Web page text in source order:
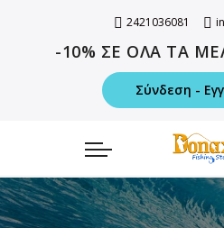
2421036081
-10% ΣΕ ΟΛΑ ΤΑ
Σύνδεση -